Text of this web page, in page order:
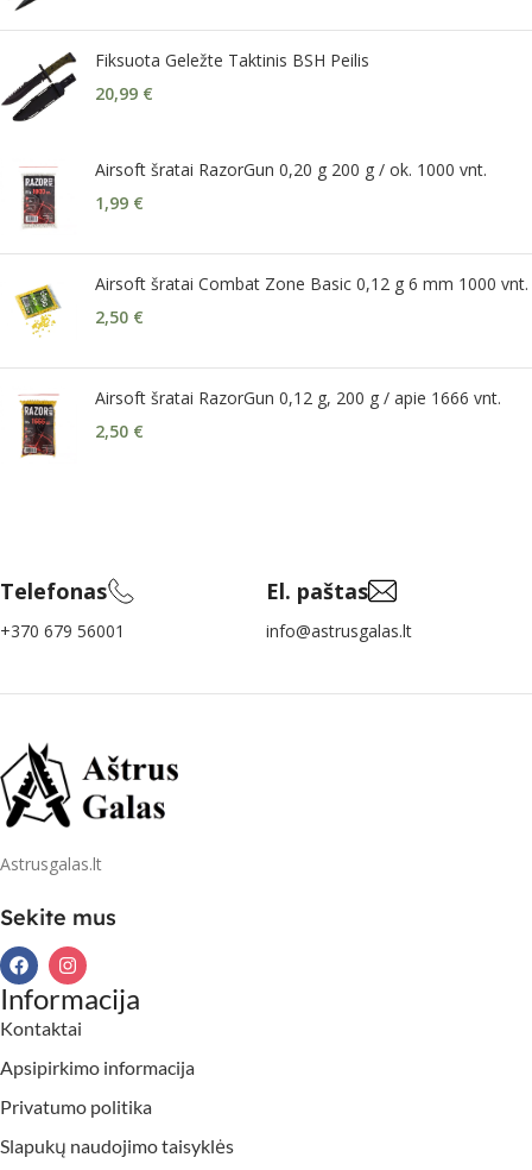
Fiksuota Geležte Taktinis BSH Peilis
20,99 €
Airsoft šratai RazorGun 0,20 g 200 g / ok. 1000 vnt.
1,99 €
Airsoft šratai Combat Zone Basic 0,12 g 6 mm 1000 vnt.
2,50 €
Airsoft šratai RazorGun 0,12 g, 200 g / apie 1666 vnt.
2,50 €
Telefonas
+370 679 56001
El. paštas
info@astrusgalas.lt
Astrusgalas.lt
Sekite mus
Informacija
Kontaktai
Apsipirkimo informacija
Privatumo politika
Slapukų naudojimo taisyklės